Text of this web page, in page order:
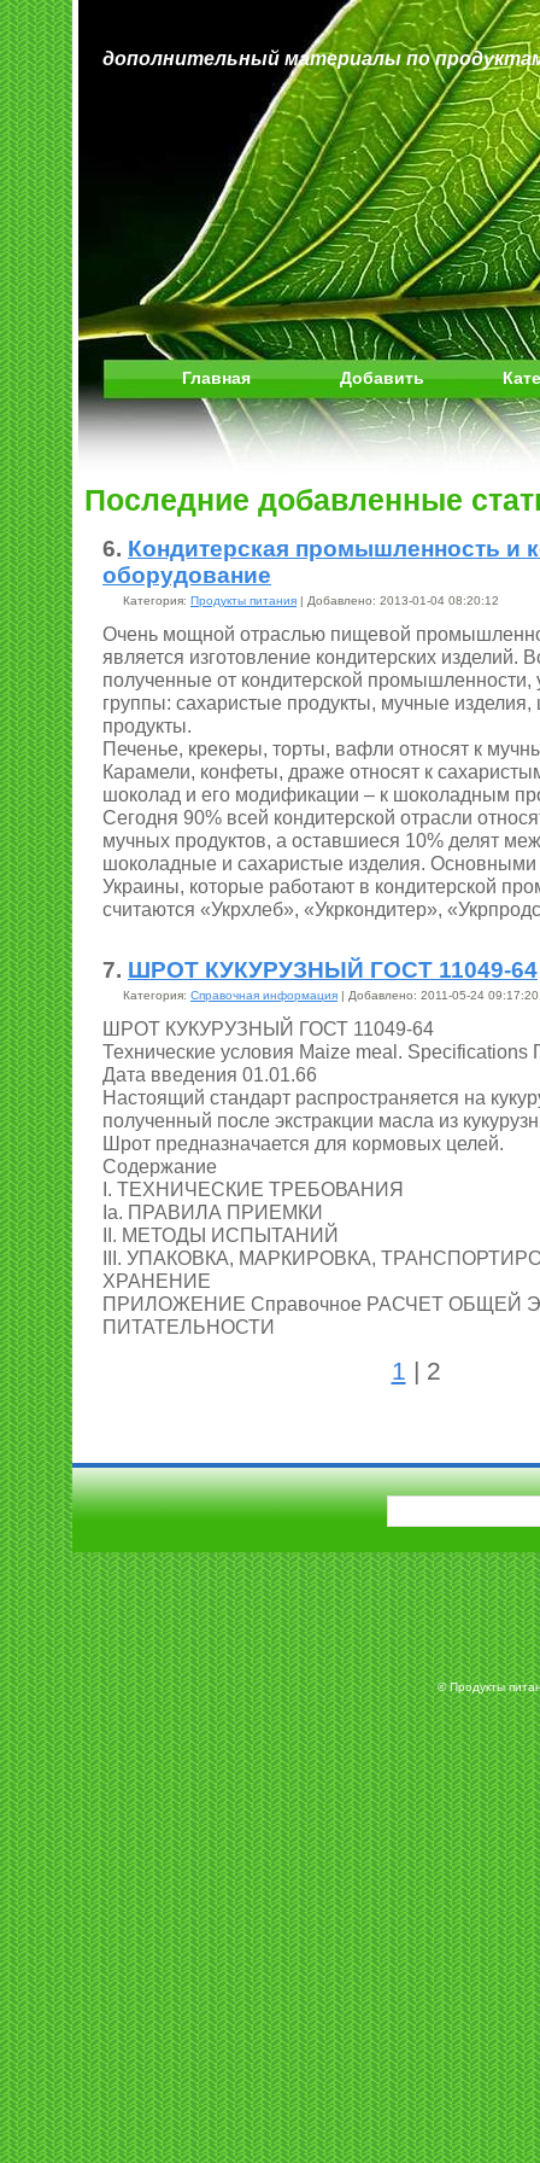
дополнительный материалы по
Главная Добавить
Последние добавленные
6. Кондитерская промышленность и
оборудование
Категория: Продукты питания | Добавлено: 2013-01-04 08:20:12
Очень мощной отраслью пищевой
является изготовление кондитерских изделий.
полученные от кондитерской промышленности,
группы: сахаристые продукты, мучные
продукты.
Печенье, крекеры, торты, вафли относят к
Карамели, конфеты, драже относят к
шоколад и его модификации – к шоколадным
Сегодня 90% всей кондитерской отрасли
мучных продуктов, а оставшиеся 10% делят
шоколадные и сахаристые изделия.
Украины, которые работают в кондитерской
считаются «Укрхлеб», «Укркондитер»,
7. ШРОТ КУКУРУЗНЫЙ ГОСТ 11049-64
Категория: Справочная информация | Добавлено: 2011-05-24 09:17:20
ШРОТ КУКУРУЗНЫЙ ГОСТ 11049-64
Технические условия Maize meal. Specifications
Дата введения 01.01.66
Настоящий стандарт распространяется на
полученный после экстракции масла из
Шрот предназначается для кормовых целей.
Содержание
I. ТЕХНИЧЕСКИЕ ТРЕБОВАНИЯ
Iа. ПРАВИЛА ПРИЕМКИ
II. МЕТОДЫ ИСПЫТАНИЙ
III. УПАКОВКА, МАРКИРОВКА,
ХРАНЕНИЕ
ПРИЛОЖЕНИЕ Справочное РАСЧЕТ ОБЩЕЙ
ПИТАТЕЛЬНОСТИ
1 | 2
© Продукты